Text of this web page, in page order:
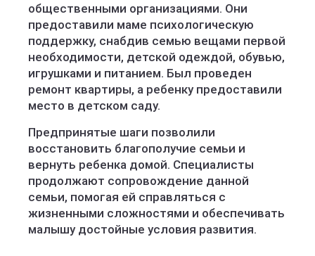
общественными организациями. Они
предоставили маме психологическую
поддержку, снабдив семью вещами первой
необходимости, детской одеждой, обувью,
игрушками и питанием. Был проведен
ремонт квартиры, а ребенку предоставили
место в детском саду.
Предпринятые шаги позволили
восстановить благополучие семьи и
вернуть ребенка домой. Специалисты
продолжают сопровождение данной
семьи, помогая ей справляться с
жизненными сложностями и обеспечивать
малышу достойные условия развития.